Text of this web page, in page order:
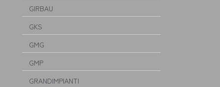
GIRBAU
GKS
GMG
GMP
GRANDIMPIANTI